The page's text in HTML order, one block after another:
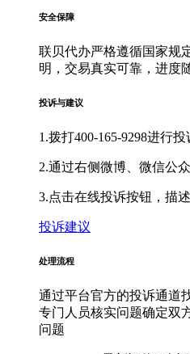
安全保障
联贝代办严格遵循国家规
明，交易真实可靠，进度
投诉与建议
1.拨打400-165-9298进行
2.通过右侧微博、微信公
3.点击在线投诉按钮，描
投诉建议
处理流程
通过平台官方的投诉通道
专门人员核实问题确定双
问题